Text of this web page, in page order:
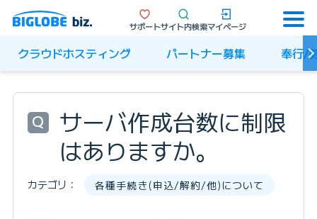
サポートサイト内検索マイページ
クラウドホスティング パートナー募集 奉行/
Q
サーバ作成台数に制限
はありますか。
カテゴリ： 各種手続き(申込/解約/他)について